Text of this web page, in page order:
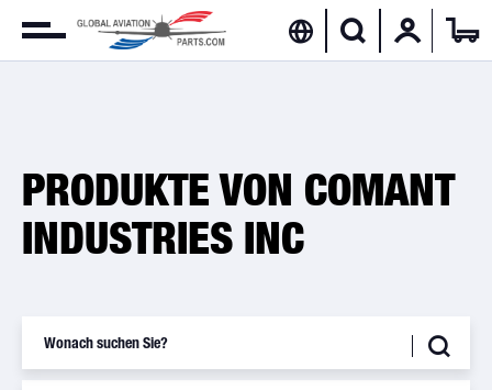
PRODUKTE VON COMANT
INDUSTRIES INC